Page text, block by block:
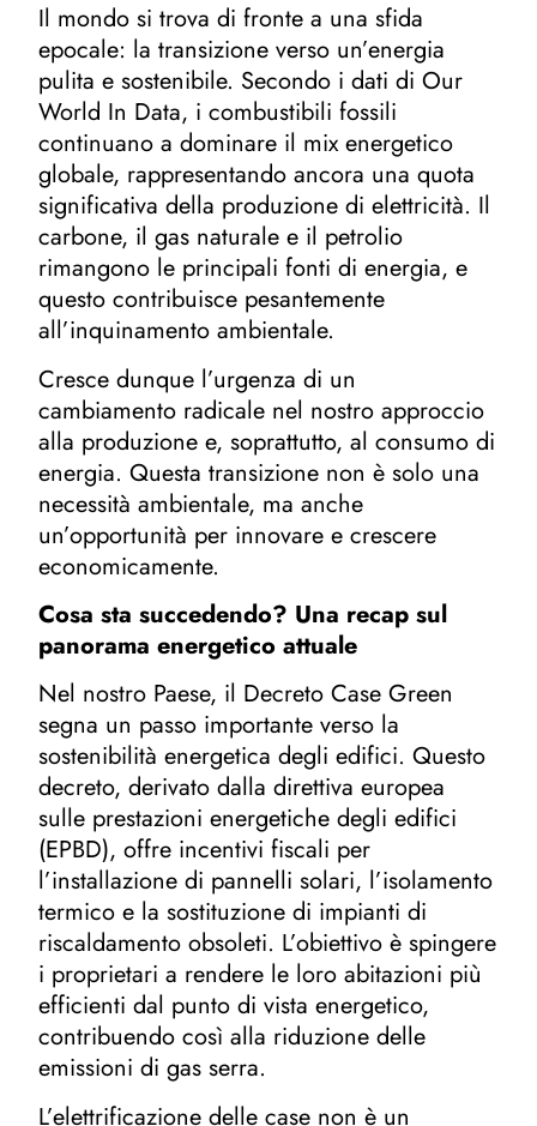
Il mondo si trova di fronte a una sfida
epocale: la transizione verso un’energia
pulita e sostenibile. Secondo i dati di Our
World In Data, i combustibili fossili
continuano a dominare il mix energetico
globale, rappresentando ancora una quota
significativa della produzione di elettricità. Il
carbone, il gas naturale e il petrolio
rimangono le principali fonti di energia, e
questo contribuisce pesantemente
all’inquinamento ambientale.
Cresce dunque l’urgenza di un
cambiamento radicale nel nostro approccio
alla produzione e, soprattutto, al consumo di
energia. Questa transizione non è solo una
necessità ambientale, ma anche
un’opportunità per innovare e crescere
economicamente.
Cosa sta succedendo? Una recap sul
panorama energetico attuale
Nel nostro Paese, il Decreto Case Green
segna un passo importante verso la
sostenibilità energetica degli edifici. Questo
decreto, derivato dalla direttiva europea
sulle prestazioni energetiche degli edifici
(EPBD), offre incentivi fiscali per
l’installazione di pannelli solari, l’isolamento
termico e la sostituzione di impianti di
riscaldamento obsoleti. L’obiettivo è spingere
i proprietari a rendere le loro abitazioni più
efficienti dal punto di vista energetico,
contribuendo così alla riduzione delle
emissioni di gas serra.
L’elettrificazione delle case non è un